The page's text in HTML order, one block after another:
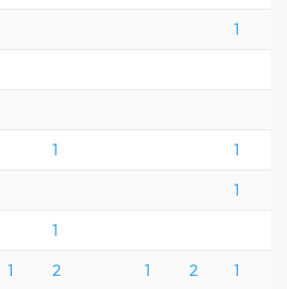
1
1 1
1
1
1 2 1 2 1